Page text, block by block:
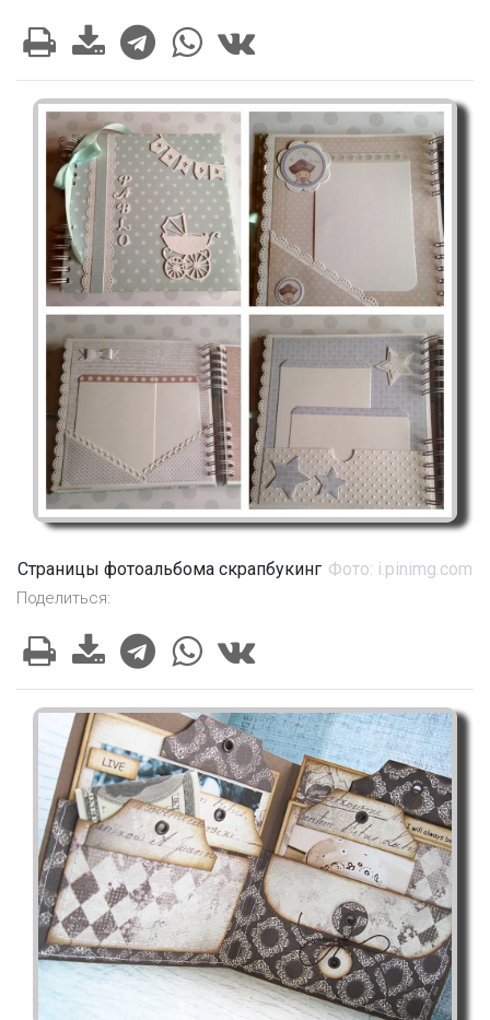
Страницы фотоальбома скрапбукинг Фото: i.pinimg.com
Поделиться: